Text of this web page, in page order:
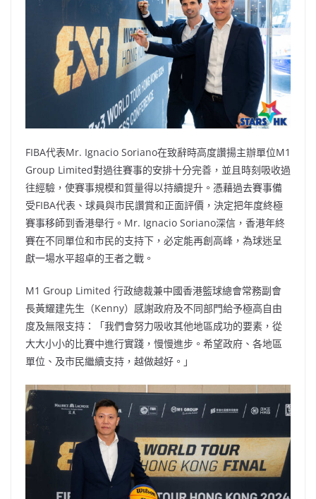
FIBA代表Mr. Ignacio Soriano在致辭時高度讚揚主辦單位M1
Group Limited對過往賽事的安排十分完善，並且時刻吸收過
往經驗，使賽事規模和質量得以持續提升。憑藉過去賽事備
受FIBA代表、球員與市民讚賞和正面評價，決定把年度終極
賽事移師到香港舉行。Mr. Ignacio Soriano深信，香港年終
賽在不同單位和市民的支持下，必定能再創高峰，為球迷呈
獻一場水平超卓的王者之戰。
M1 Group Limited 行政總裁兼中國香港籃球總會常務副會
長黃耀建先生（Kenny）感謝政府及不同部門給予極高自由
度及無限支持：「我們會努力吸收其他地區成功的要素，從
大大小小的比賽中進行實踐，慢慢進步。希望政府、各地區
單位、及市民繼續支持，越做越好。」